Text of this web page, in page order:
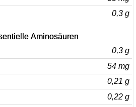
0,3 g
Aminosäuren
0,3 g
54 mg
0,21 g
0,22 g